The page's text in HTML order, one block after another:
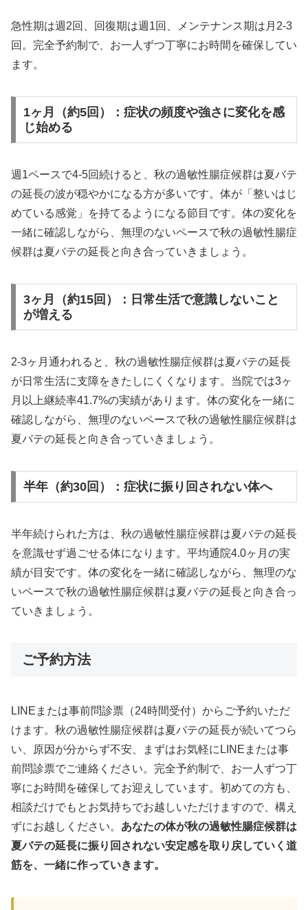
急性期は週2回、回復期は週1回、メンテナンス期は月2-3
回。完全予約制で、お一人ずつ丁寧にお時間を確保してい
ます。
1ヶ月（約5回）：症状の頻度や強さに変化を感
じ始める
週1ペースで4-5回続けると、秋の過敏性腸症候群は夏バテ
の延長の波が穏やかになる方が多いです。体が「整いはじ
めている感覚」を持てるようになる節目です。体の変化を
一緒に確認しながら、無理のないペースで秋の過敏性腸症
候群は夏バテの延長と向き合っていきましょう。
3ヶ月（約15回）：日常生活で意識しないこと
が増える
2-3ヶ月通われると、秋の過敏性腸症候群は夏バテの延長
が日常生活に支障をきたしにくくなります。当院では3ヶ
月以上継続率41.7%の実績があります。体の変化を一緒に
確認しながら、無理のないペースで秋の過敏性腸症候群は
夏バテの延長と向き合っていきましょう。
半年（約30回）：症状に振り回されない体へ
半年続けられた方は、秋の過敏性腸症候群は夏バテの延長
を意識せず過ごせる体になります。平均通院4.0ヶ月の実
績が目安です。体の変化を一緒に確認しながら、無理のな
いペースで秋の過敏性腸症候群は夏バテの延長と向き合っ
ていきましょう。
ご予約方法
LINEまたは事前問診票（24時間受付）からご予約いただ
けます。秋の過敏性腸症候群は夏バテの延長が続いてつら
い、原因が分からず不安、まずはお気軽にLINEまたは事
前問診票でご連絡ください。完全予約制で、お一人ずつ丁
寧にお時間を確保してお迎えしています。初めての方も、
相談だけでもとお気持ちでお越しいただけますので、構え
ずにお越しください。 あなたの体が秋の過敏性腸症候群は
夏バテの延長に振り回されない安定感を取り戻していく道
筋を、一緒に作っていきます。